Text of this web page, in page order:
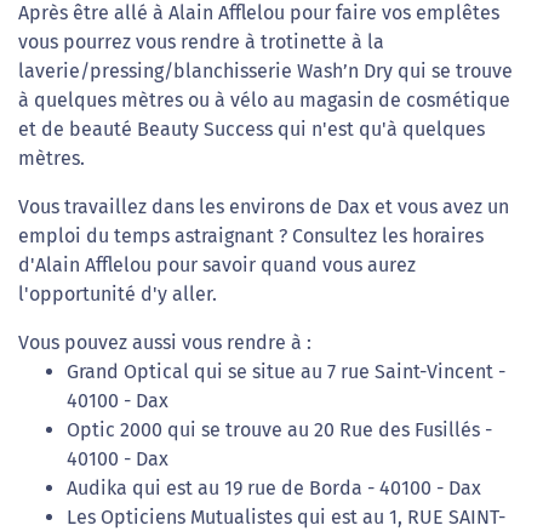
Après être allé à Alain Afflelou pour faire vos emplêtes
vous pourrez vous rendre à trotinette à la
laverie/pressing/blanchisserie Wash’n Dry qui se trouve
à quelques mètres ou à vélo au magasin de cosmétique
et de beauté Beauty Success qui n'est qu'à quelques
mètres.
Vous travaillez dans les environs de Dax et vous avez un
emploi du temps astraignant ? Consultez les horaires
d'Alain Afflelou pour savoir quand vous aurez
l'opportunité d'y aller.
Vous pouvez aussi vous rendre à :
Grand Optical qui se situe au 7 rue Saint-Vincent -
40100 - Dax
Optic 2000 qui se trouve au 20 Rue des Fusillés -
40100 - Dax
Audika qui est au 19 rue de Borda - 40100 - Dax
Les Opticiens Mutualistes qui est au 1, RUE SAINT-